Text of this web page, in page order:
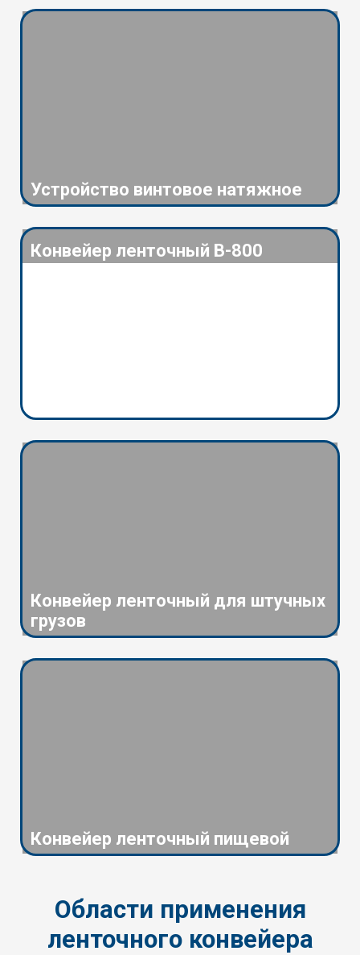
Устройство винтовое натяжное
Конвейер ленточный В-800
Конвейер ленточный для штучных
грузов
Конвейер ленточный пищевой
Области применения
ленточного конвейера